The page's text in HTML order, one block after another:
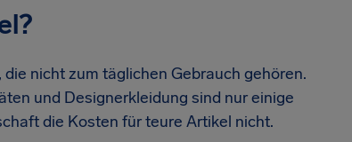
nicht zum täglichen Gebrauch gehören.
und Designerkleidung sind nur einige
die Kosten für teure Artikel nicht.